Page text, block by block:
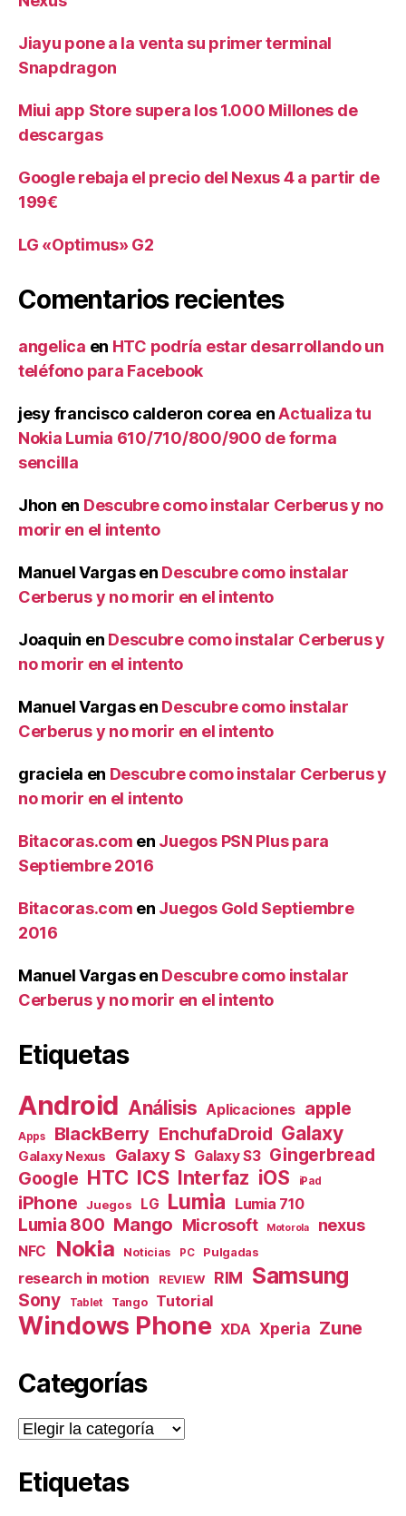
Jiayu pone a la venta su primer terminal
Snapdragon
Miui app Store supera los 1.000 Millones de
descargas
Google rebaja el precio del Nexus 4 a partir de
199€
LG «Optimus» G2
Comentarios recientes
angelica en HTC podría estar desarrollando un
teléfono para Facebook
jesy francisco calderon corea enActualiza tu
Nokia Lumia 610/710/800/900 de forma
sencilla
Jhon en Descubre como instalar Cerberus y no
morir en el intento
Manuel Vargasen Descubre como instalar
Cerberus y no morir en el intento
Joaquin en Descubre como instalar Cerberus y
no morir en el intento
Manuel Vargasen Descubre como instalar
Cerberus y no morir en el intento
graciela en Descubre como instalar Cerberus y
no morir en el intento
Bitacoras.com en Juegos PSN Plus para
Septiembre 2016
Bitacoras.com en Juegos Gold Septiembre
2016
Manuel Vargasen Descubre como instalar
Cerberus y no morir en el intento
Etiquetas
Android Análisis Aplicaciones apple
Apps BlackBerry EnchufaDroid Galaxy
Galaxy Nexus Galaxy S Galaxy S3 Gingerbread
Google HTC ICS Interfaz iOS iPad
iPhone Juegos LG Lumia Lumia 710
Lumia 800 Mango Microsoft Motorola nexus
NFC Nokia Noticias PC Pulgadas
research in motion REVIEW RIM Samsung
Sony Tablet Tango Tutorial
Windows Phone XDA Xperia Zune
Categorías
Categorías
Etiquetas